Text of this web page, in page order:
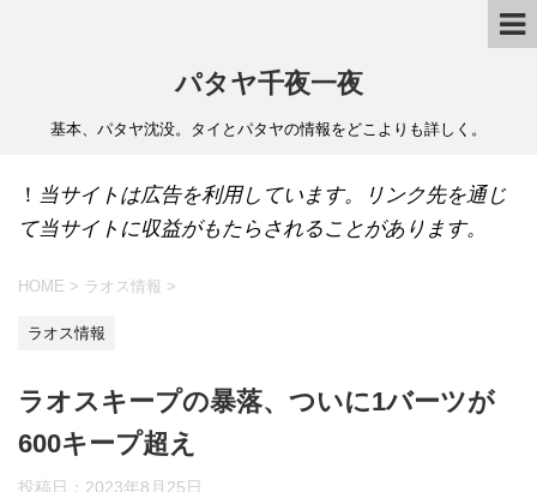
パタヤ千夜一夜
基本、パタヤ沈没。タイとパタヤの情報をどこよりも詳しく。
！ 当サイトは広告を利用しています。リンク先を通じ
て当サイトに収益がもたらされることがあります。
HOME > ラオス情報 >
ラオス情報
ラオスキープの暴落、ついに1バーツが
600キープ超え
投稿日： 2023年8月25日